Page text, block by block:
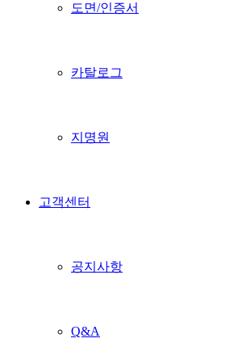
도면/인증서
카탈로그
지명원
고객센터
공지사항
Q&A